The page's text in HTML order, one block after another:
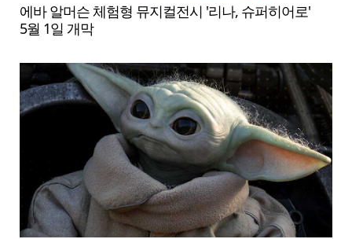
에바 알머슨 체험형 뮤지컬전시 '리나, 슈퍼히어로'
5월 1일 개막